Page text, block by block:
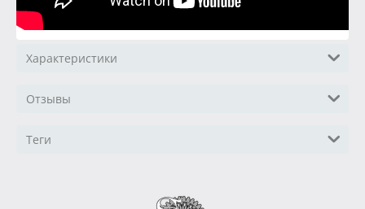
Характеристики
Отзывы
Теги